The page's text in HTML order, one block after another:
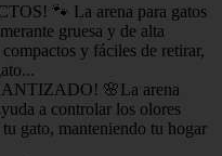
🐾 La arena para gatos
gruesa y de alta
y fáciles de retirar,
🌸La arena
a controlar los olores
gato, manteniendo tu hogar